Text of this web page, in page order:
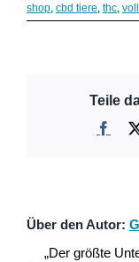
shop, cbd tiere, thc,
Teile
Über den Autor:
„Der größte